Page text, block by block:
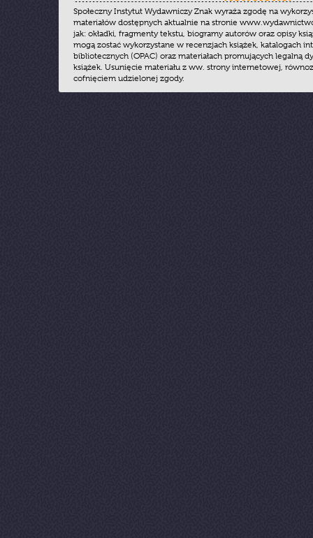
Społeczny Instytut Wydawniczy Znak wyraża zgodę na
materiałów dostępnych aktualnie na stronie
jak: okładki, fragmenty tekstu, biogramy autorów oraz opisy
mogą zostać wykorzystane w recenzjach książek, katalogach
bibliotecznych (OPAC) oraz materiałach promujących legalną
książek. Usunięcie materiału z ww. strony internetowej,
cofnięciem udzielonej zgody.